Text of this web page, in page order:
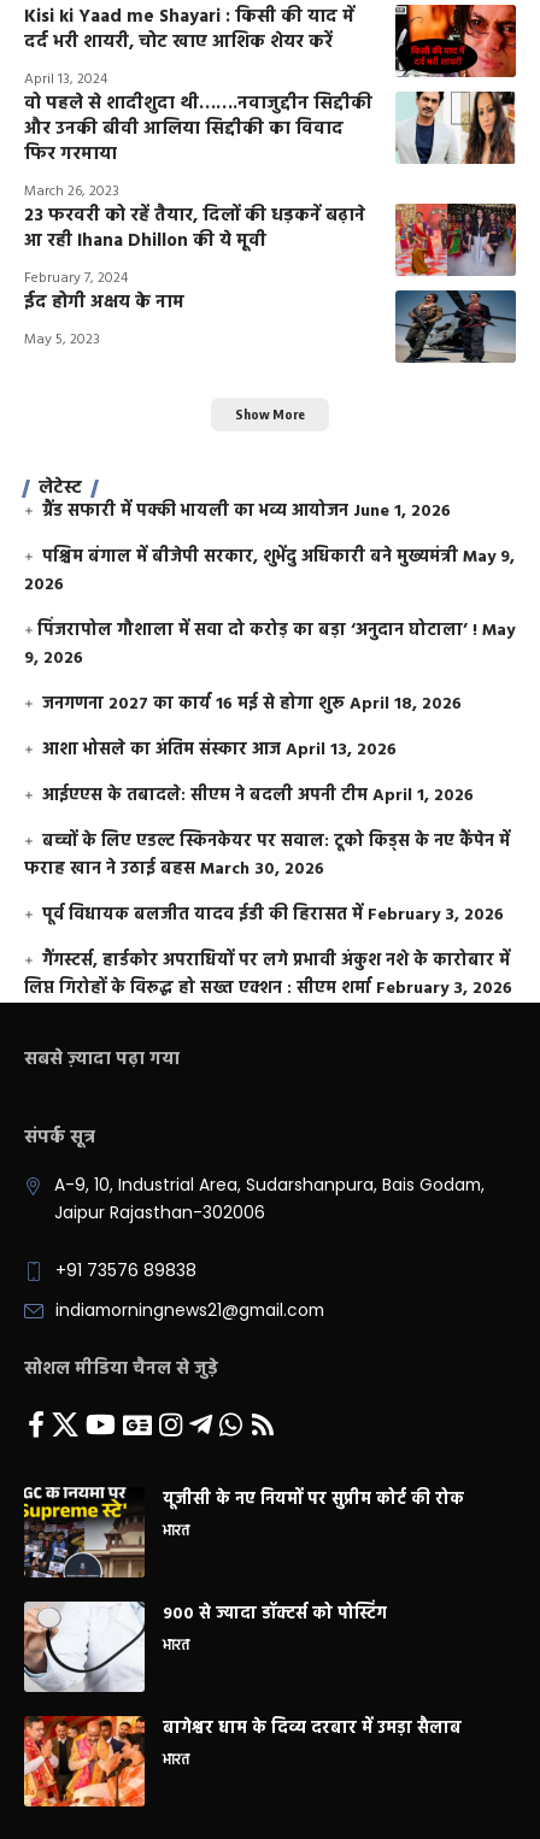
Kisi ki Yaad me Shayari : किसी की याद में
दर्द भरी शायरी, चोट खाए आशिक शेयर करें
April 13, 2024
वो पहले से शादीशुदा थी…….नवाजुद्दीन सिद्दीकी
और उनकी बीवी आलिया सिद्दीकी का विवाद
फिर गरमाया
March 26, 2023
23 फरवरी को रहें तैयार, दिलों की धड़कनें बढ़ाने
आ रही Ihana Dhillon की ये मूवी
February 7, 2024
ईद होगी अक्षय के नाम
May 5, 2023
Show More
लेटेस्ट
ग्रैंड सफारी में पक्की भायली का भव्य आयोजन June 1, 2026
पश्चिम बंगाल में बीजेपी सरकार, शुभेंदु अधिकारी बने मुख्यमंत्रीMay 9,
2026
​पिंजरापोल गौशाला में सवा दो करोड़ का बड़ा ‘अनुदान घोटाला’ !May
9, 2026
जनगणना 2027 का कार्य 16 मई से होगा शुरूApril 18, 2026
आशा भोसले का अंतिम संस्कार आजApril 13, 2026
आईएएस के तबादले: सीएम ने बदली अपनी टीमApril 1, 2026
बच्चों के लिए एडल्ट स्किनकेयर पर सवाल: टूको किड्स के नए कैंपेन में
फराह खान ने उठाई बहसMarch 30, 2026
पूर्व विधायक बलजीत यादव ईडी की हिरासत में February 3, 2026
गैंगस्टर्स, हार्डकोर अपराधियों पर लगे प्रभावी अंकुश नशे के कारोबार में
लिप्त गिरोहों के विरूद्ध हो सख्त एक्शन : सीएम शर्मा February 3, 2026
सबसे ज़्यादा पढ़ा गया
संपर्क सूत्र
A-9, 10, Industrial Area, Sudarshanpura, Bais Godam,
Jaipur Rajasthan-302006
+91 73576 89838
indiamorningnews21@gmail.com
सोशल मीडिया चैनल से जुड़े
यूजीसी के नए नियमों पर सुप्रीम कोर्ट की रोक
भारत
900 से ज्यादा डॉक्टर्स को पोस्टिंग
भारत
बागेश्वर धाम के दिव्य दरबार में उमड़ा सैलाब
भारत